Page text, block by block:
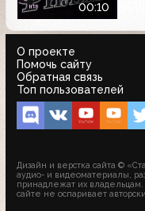
00:10
О проекте
Помочь сайту
Обратная связь
Топ пользователей
Дизайн и верстка сайта ©
аудио- и видеоматериалы,
принадлежат их
сайте не оспаривает